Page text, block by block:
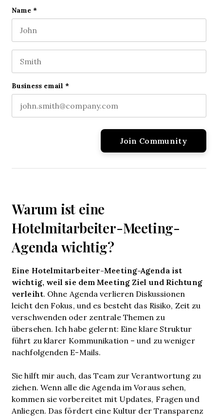
Phone
This field is for validation purposes and should be
Name*
Business email *
Warum ist eine
Hotelmitarbeiter-Meeting-
Agenda wichtig?
Eine Hotelmitarbeiter-Meeting-Agenda ist
wichtig, weil sie dem Meeting Ziel und Richtung
verleiht. Ohne Agenda verlieren Diskussionen
leicht den Fokus, und es besteht das Risiko, Zeit zu
verschwenden oder zentrale Themen zu
übersehen. Ich habe gelernt: Eine klare Struktur
führt zu klarer Kommunikation – und zu weniger
nachfolgenden E-Mails.
Sie hilft mir auch, das Team zur Verantwortung zu
ziehen. Wenn alle die Agenda im Voraus sehen,
kommen sie vorbereitet mit Updates, Fragen und
Anliegen. Das fördert eine Kultur der Transparenz